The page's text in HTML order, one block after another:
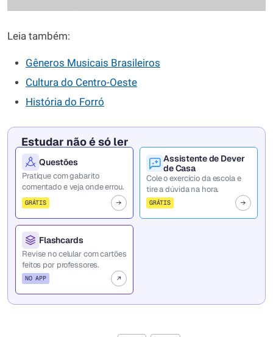
Leia também:
Gêneros Musicais Brasileiros
Cultura do Centro-Oeste
História do Forró
Estudar não é só ler
Questões
Pratique com gabarito
comentado e veja onde errou.
GRÁTIS
Assistente de Dever
de Casa
Cole o exercício da escola e
tire a dúvida na hora.
GRÁTIS
Flashcards
Revise no celular com cartões
feitos por professores.
NO APP